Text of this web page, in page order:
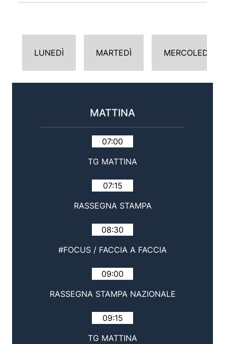
LUNEDÌ MARTEDÌ MERCOLEDÌ
MATTINA
07:00
TG MATTINA
07:15
RASSEGNA STAMPA
08:30
#FOCUS / FACCIA A FACCIA
09:00
RASSEGNA STAMPA NAZIONALE
09:15
TG MATTINA